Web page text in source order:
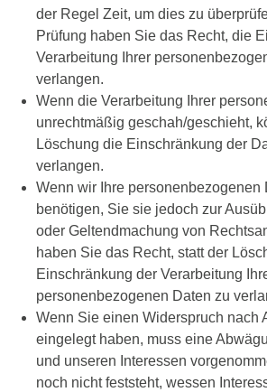
der Regel Zeit, um dies zu
Prüfung haben Sie das Recht, die
Verarbeitung Ihrer
verlangen.
Wenn die Verarbeitung Ihrer
unrechtmäßig geschah/geschieht,
Löschung die Einschränkung der
verlangen.
Wenn wir Ihre personenbezogenen
benötigen, Sie sie jedoch zur
oder Geltendmachung von
haben Sie das Recht, statt der
Einschränkung der Verarbeitung
personenbezogenen Daten zu
Wenn Sie einen Widerspruch nach
eingelegt haben, muss eine
und unseren Interessen
noch nicht feststeht, wessen